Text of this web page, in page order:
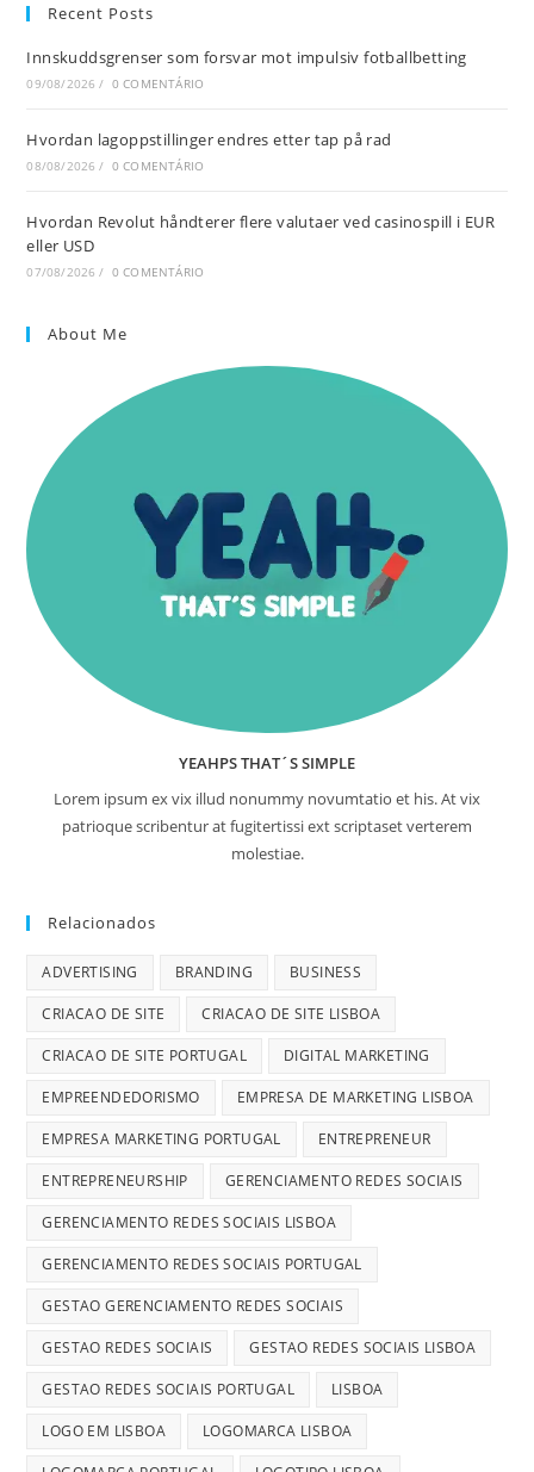
Recent Posts
Innskuddsgrenser som forsvar mot impulsiv fotballbetting
09/08/2026 / 0 COMENTÁRIO
Hvordan lagoppstillinger endres etter tap på rad
08/08/2026 / 0 COMENTÁRIO
Hvordan Revolut håndterer flere valutaer ved casinospill i EUR
eller USD
07/08/2026 / 0 COMENTÁRIO
About Me
YEAHPS THAT´S SIMPLE
Lorem ipsum ex vix illud nonummy novumtatio et his. At vix
patrioque scribentur at fugitertissi ext scriptaset verterem
molestiae.
Relacionados
ADVERTISING BRANDING BUSINESS
CRIACAO DE SITE CRIACAO DE SITE LISBOA
CRIACAO DE SITE PORTUGAL DIGITAL MARKETING
EMPREENDEDORISMO EMPRESA DE MARKETING LISBOA
EMPRESA MARKETING PORTUGAL ENTREPRENEUR
ENTREPRENEURSHIP GERENCIAMENTO REDES SOCIAIS
GERENCIAMENTO REDES SOCIAIS LISBOA
GERENCIAMENTO REDES SOCIAIS PORTUGAL
GESTAO GERENCIAMENTO REDES SOCIAIS
GESTAO REDES SOCIAIS GESTAO REDES SOCIAIS LISBOA
GESTAO REDES SOCIAIS PORTUGAL LISBOA
LOGO EM LISBOA LOGOMARCA LISBOA